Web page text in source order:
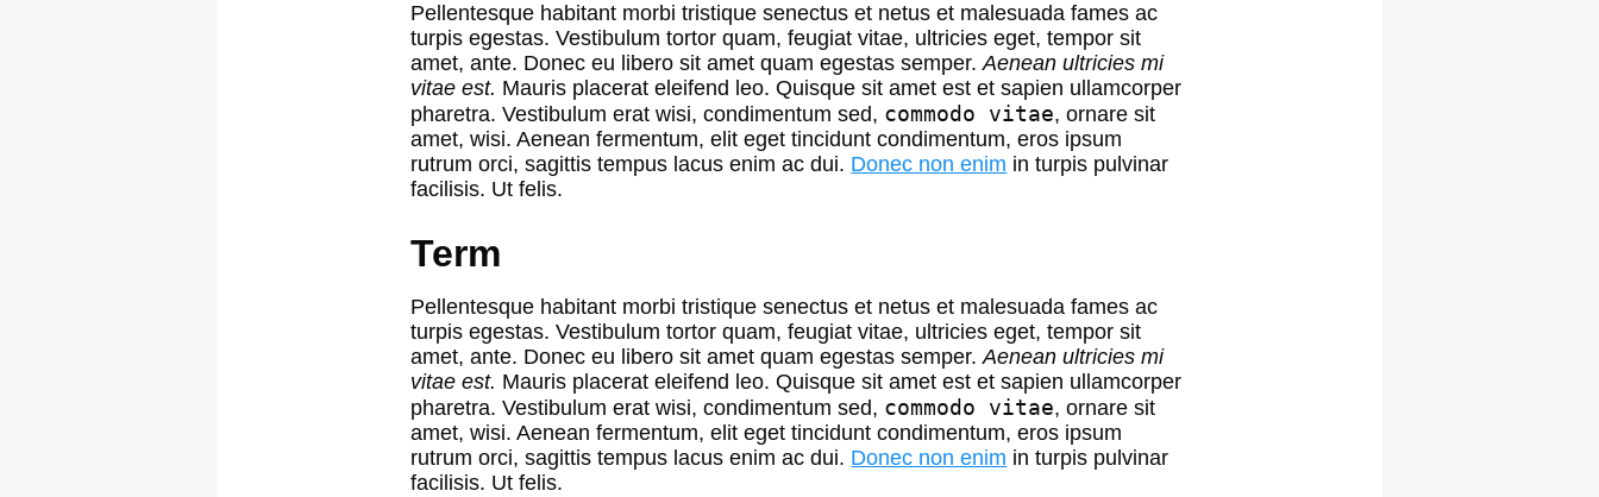
Pellentesque habitant morbi tristique senectus et netus et malesuada fames ac
turpis egestas. Vestibulum tortor quam, feugiat vitae, ultricies eget, tempor sit
amet, ante. Donec eu libero sit amet quam egestas semper.Aenean ultricies mi
vitae est. Mauris placerat eleifend leo. Quisque sit amet est et sapien ullamcorper
pharetra. Vestibulum erat wisi, condimentum sed, commodo vitae, ornare sit
amet, wisi. Aenean fermentum, elit eget tincidunt condimentum, eros ipsum
rutrum orci, sagittis tempus lacus enim ac dui. Donec non enim in turpis pulvinar
facilisis. Ut felis.
Term
Pellentesque habitant morbi tristique senectus et netus et malesuada fames ac
turpis egestas. Vestibulum tortor quam, feugiat vitae, ultricies eget, tempor sit
amet, ante. Donec eu libero sit amet quam egestas semper.Aenean ultricies mi
vitae est. Mauris placerat eleifend leo. Quisque sit amet est et sapien ullamcorper
pharetra. Vestibulum erat wisi, condimentum sed, commodo vitae, ornare sit
amet, wisi. Aenean fermentum, elit eget tincidunt condimentum, eros ipsum
rutrum orci, sagittis tempus lacus enim ac dui. Donec non enim in turpis pulvinar
facilisis. Ut felis.